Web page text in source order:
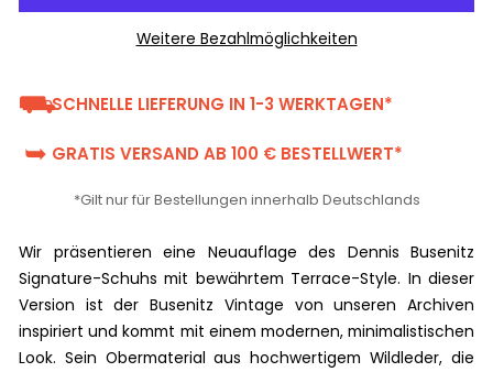
Weitere Bezahlmöglichkeiten
⛟SCHNELLE LIEFERUNG IN 1-3 WERKTAGEN*
➥ GRATIS VERSAND AB 100 € BESTELLWERT*
*Gilt nur für Bestellungen innerhalb Deutschlands
Wir präsentieren eine Neuauflage des Dennis Busenitz
Signature-Schuhs mit bewährtem Terrace-Style. In dieser
Version ist der Busenitz Vintage von unseren Archiven
inspiriert und kommt mit einem modernen, minimalistischen
Look. Sein Obermaterial aus hochwertigem Wildleder, die